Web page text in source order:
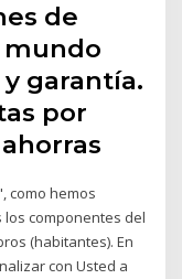
de
mundo
garantía.
por
como hemos
componentes del
(habitantes). En
con Usted a